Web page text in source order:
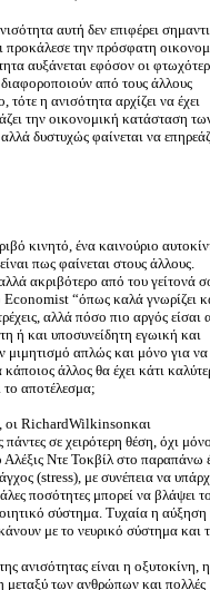
αυτή δεν επιφέρει
προκάλεσε την πρόσφατη
αυξάνεται εφόσον οι
από τους άλλους
τότε η ανισότητα αρχίζει να έχει
την οικονομική κατάσταση
δυστυχώς φαίνεται να
κινητό, ένα καινούριο
πως φαίνεται στους άλλους.
ακριβότερο από του γείτονά
“όπως καλά γνωρίζει
αλλά πόσο πιο αργός είσαι
ή και υποσυνείδητη εγωική και
μιμητισμό απλώς και μόνο για να
άλλος θα έχει κάτι
το αποτέλεσμα;
οι RichardWilkinsonκαι
σε χειρότερη θέση, όχι μόνο
Αλέξις Ντε Τοκβίλ στο παραπάνω
(stress), με συνέπεια να
ποσότητες μπορεί να βλάψει
σύστημα. Τυχαία η
με το νευρικό σύστημα και
ανισότητας είναι η οξυτοκίνη, η
μεταξύ των ανθρώπων και πολλές